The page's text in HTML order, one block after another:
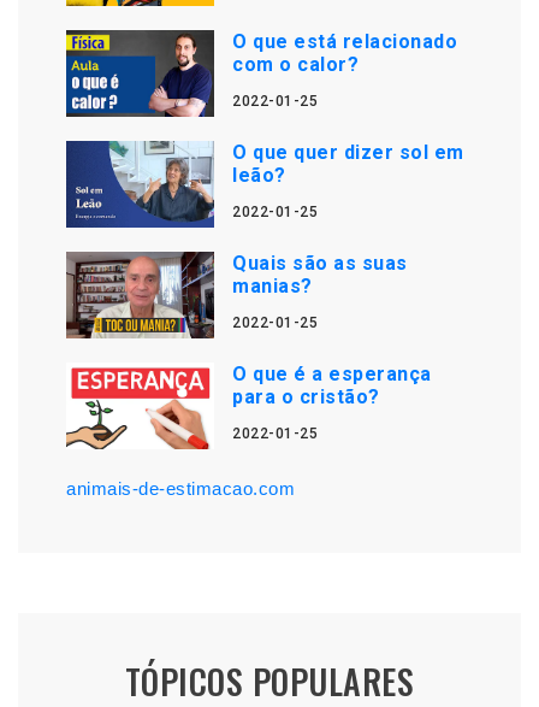
O que está relacionado
com o calor?
2022-01-25
O que quer dizer sol em
leão?
2022-01-25
Quais são as suas
manias?
2022-01-25
O que é a esperança
para o cristão?
2022-01-25
animais-de-estimacao.com
TÓPICOS POPULARES